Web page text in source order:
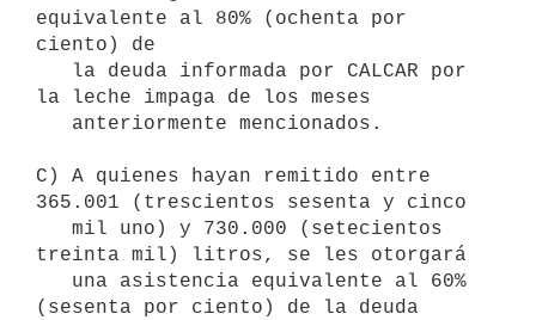
equivalente al 80% (ochenta por
ciento) de
la leche impaga de los meses
C) A quienes hayan remitido entre
365.001 (trescientos sesenta y cinco
treinta mil) litros, se les otorgará
(sesenta por ciento) de la deuda